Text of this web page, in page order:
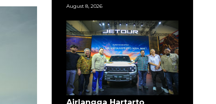
August 8, 2026